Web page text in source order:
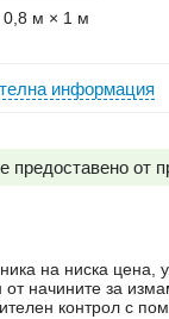
0,8 м × 1 м
информация
предоставено от
на ниска
от начините за
контрол с